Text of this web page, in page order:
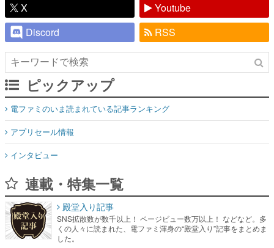
X
Youtube
Discord
RSS
ピックアップ
電ファミのいま読まれている記事ランキング
アプリセール情報
インタビュー
連載・特集一覧
殿堂入り記事
SNS拡散数が数千以上！ ページビュー数万以上！ などなど。多
くの人々に読まれた、電ファミ渾身の“殿堂入り”記事をまとめま
した。